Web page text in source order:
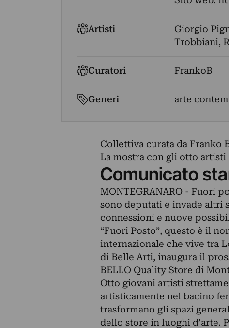
Artisti Giorgio
Trobbiani,
Curatori FrankoB
Generi arte
Collettiva curata da Franko
La mostra con gli otto artisti
Comunicato
MONTEGRANARO - Fuori
sono deputati e invade altri
connessioni e nuove
“Fuori Posto”, questo è il
internazionale che vive tra
di Belle Arti, inaugura il
BELLO Quality Store di
Otto giovani artisti
artisticamente nel bacino
trasformano gli spazi
dello store in luoghi d’arte.